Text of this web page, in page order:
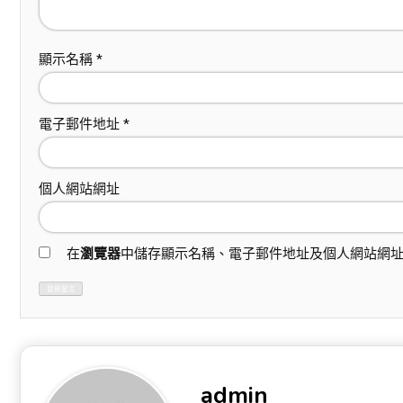
顯示名稱 *
電子郵件地址 *
個人網站網址
在瀏覽器中儲存顯示名稱、電子郵件地址及個人網站網
admin